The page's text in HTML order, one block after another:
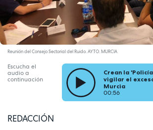
Reunión del Consejo Sectorial del Ruido. AYTO. MURCIA
Escucha el
audio a
continuación
Crean la
vigilar el
Murcia
00:56
REDACCIÓN